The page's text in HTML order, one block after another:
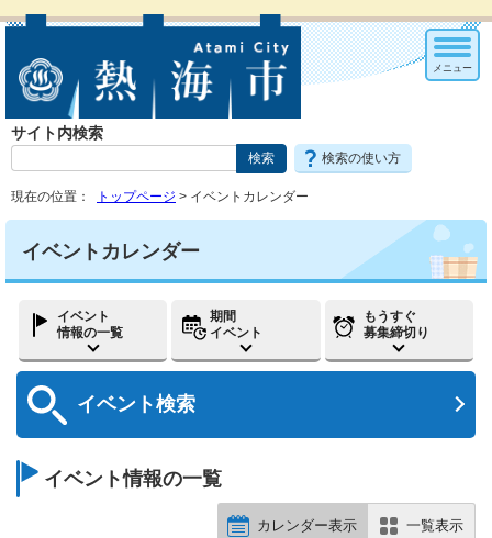
サイト内検索
検索の使い方
メニュー
現在の位置： トップページ > イベントカレンダー
イベントカレンダー
イベント
情報の一覧
期間
イベント
もうすぐ
募集締切り
イベント検索
イベント情報の一覧
カレンダー表示 一覧表示